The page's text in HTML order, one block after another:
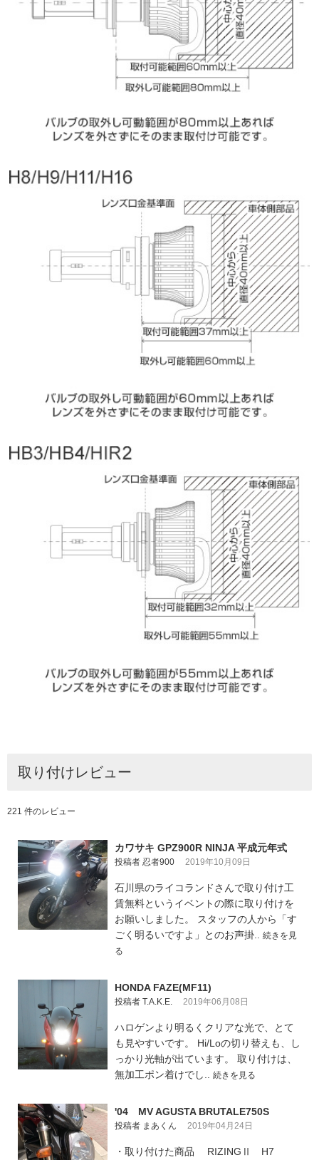
取り付けレビュー
221 件のレビュー
カワサキ GPZ900R NINJA 平成元年式
投稿者 忍者900 2019年10月09日
石川県のライコランドさんで取り付け工
賃無料というイベントの際に取り付けを
お願いしました。 スタッフの人から「す
ごく明るいですよ」とのお声掛.. 続きを見
る
HONDA FAZE(MF11)
投稿者 T.A.K.E. 2019年06月08日
ハロゲンより明るくクリアな光で、とて
も見やすいです。 Hi/Loの切り替えも、し
っかり光軸が出ています。 取り付けは、
無加工ポン着けでし.. 続きを見る
'04 MV AGUSTA BRUTALE750S
投稿者 まあくん 2019年04月24日
・取り付けた商品 RIZINGⅡ H7